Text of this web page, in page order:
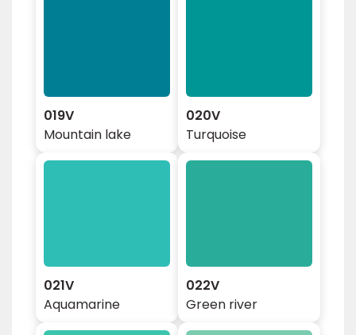
019V
Mountain lake
020V
Turquoise
021V
Aquamarine
022V
Green river